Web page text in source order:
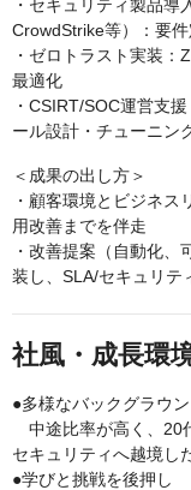
・セキュリティ製品導
CrowdStrike等）：要
・ゼロトラスト実装：
最適化
・CSIRT/SOC運営支
ール設計・チューニン
＜成果の出し方＞
・顧客環境とビジネ
用改善までを伴走
・改善提案（自動化
装し、SLA/セキュリテ
社風・成長環
●多様なバックグラウン
中途比率が高く、20
セキュリティへ越境し
●学びと挑戦を後押し